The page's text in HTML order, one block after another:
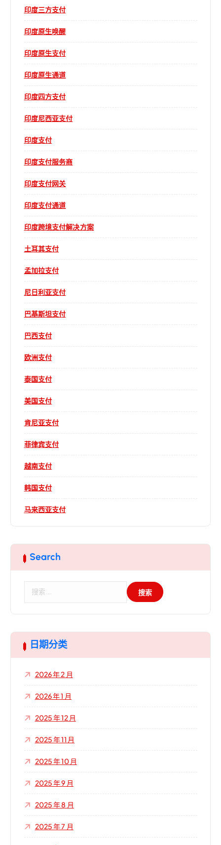
印度三方支付
印度原生唤醒
印度原生支付
印度原生通道
印度四方支付
印度尼西亚支付
印度支付
印度支付服务商
印度支付网关
印度支付通道
印度跨境支付解决方案
土耳其支付
孟加拉支付
尼日利亚支付
巴基斯坦支付
巴西支付
欧洲支付
泰国支付
美国支付
肯尼亚支付
菲律宾支付
越南支付
韩国支付
马来西亚支付
Search
日期分类
2026 年 2 月
2026 年 1 月
2025 年 12 月
2025 年 11 月
2025 年 10 月
2025 年 9 月
2025 年 8 月
2025 年 7 月